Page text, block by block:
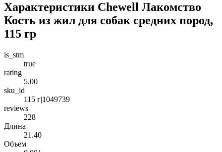
Характеристики Chewell Лакомство
Кость из жил для собак средних пород,
115 гр
is_stm
true
rating
5.00
sku_id
115 г|1049739
reviews
228
Длина
21.40
Объем